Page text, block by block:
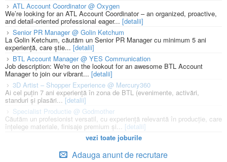
ATL Account Coordinator @ Oxygen
We’re looking for an ATL Account Coordinator – an organized, proactive,
and detail-oriented professional eager... [detalii]
Senior PR Manager @ Golin Ketchum
La Golin Ketchum, căutăm un Senior PR Manager cu minimum 5 ani
experiență, care știe... [detalii]
BTL Account Manager @ YES Communication
Job description: We're on the lookout for an awesome BTL Account
Manager to join our vibrant... [detalii]
3D Artist – Shopper Experience @ Mercury360
Ai cel puțin 7 ani experiență în zona de BTL (evenimente, activări,
standuri și plasări... [detalii]
Specialist Productie @ Godmother
Căutăm un profesionist versatil, cu experiență relevantă în producție, care
înțelege materiale, finisaje premium și... [detalii]
vezi toate joburile
Adauga anunt de recrutare